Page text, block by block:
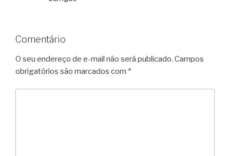
Comentário
O seu endereço de e-mail não será publicado. Campos
obrigatórios são marcados com *